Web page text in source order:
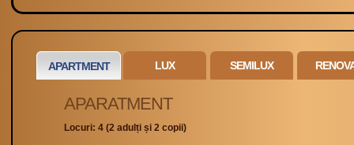
APARTMENT LUX SEMILUX
APARATMENT
Locuri: 4 (2 adulți și 2 copii)